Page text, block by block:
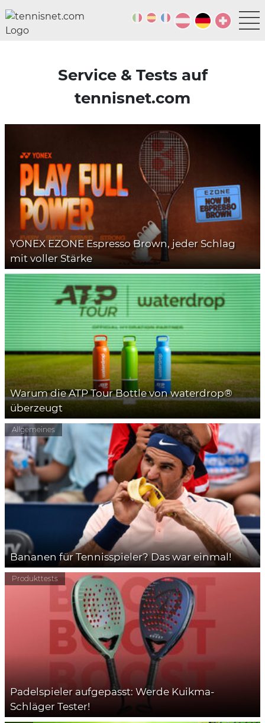
Service & Tests auf
tennisnet.com
YONEX EZONE Espresso Brown, jeder Schlag
mit voller Stärke
Warum die ATP Tour Bottle von waterdrop®
überzeugt
Allgemeines
Bananen für Tennisspieler? Das war einmal!
Produkttests
Padelspieler aufgepasst: Werde Kuikma-
Schläger Tester!